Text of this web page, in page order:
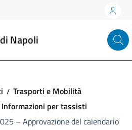
Napoli
Trasporti e Mobilità
Informazioni per tassisti
– Approvazione del calendario